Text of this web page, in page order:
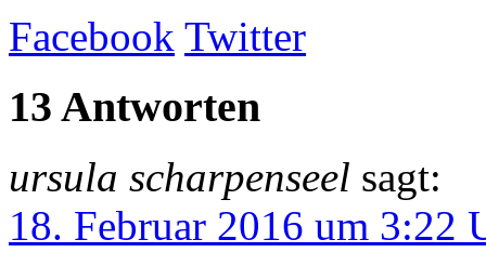
Facebook Twitter
13 Antworten
ursula scharpenseel sagt:
18. Februar 2016 um 3:22